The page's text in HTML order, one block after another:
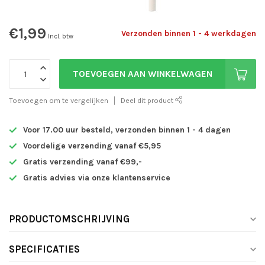
€1,99 Incl. btw Verzonden binnen 1 - 4 werkdagen
TOEVOEGEN AAN WINKELWAGEN
Toevoegen om te vergelijken Deel dit product
Voor 17.00 uur besteld, verzonden binnen 1 - 4 dagen
Voordelige verzending vanaf €5,95
Gratis verzending vanaf €99,-
Gratis advies via onze klantenservice
PRODUCTOMSCHRIJVING
SPECIFICATIES